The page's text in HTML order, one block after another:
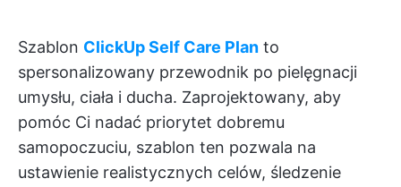
Szablon ClickUp Self Care Plan to
spersonalizowany przewodnik po pielęgnacji
umysłu, ciała i ducha. Zaprojektowany, aby
pomóc Ci nadać priorytet dobremu
samopoczuciu, szablon ten pozwala na
ustawienie realistycznych celów, śledzenie